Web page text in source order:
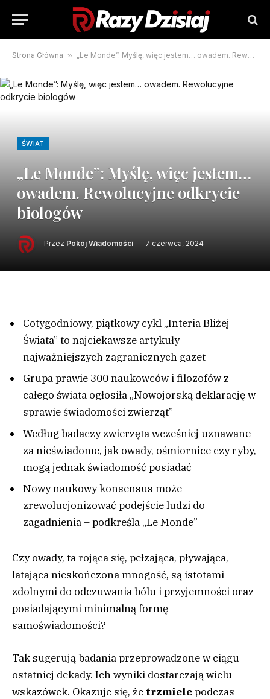
Strona Główna » „Le Monde”: Myślę, więc jestem… owadem. Rewolucyjne odkrycie biologów
ŚWIAT
„Le Monde”: Myślę, więc jestem…
owadem. Rewolucyjne odkrycie
biologów
Przez Pokój Wiadomości 7 czerwca, 2024
Cotygodniowy, piątkowy cykl „Interia Bliżej
Świata” to najciekawsze artykuły
najważniejszych zagranicznych gazet
Grupa prawie 300 naukowców i filozofów z
całego świata ogłosiła „Nowojorską deklarację w
sprawie świadomości zwierząt”
Według badaczy zwierzęta wcześniej uznawane
za nieświadome, jak owady, ośmiornice czy ryby,
mogą jednak świadomość posiadać
Nowy naukowy konsensus może
zrewolucjonizować podejście ludzi do
zagadnienia – podkreśla „Le Monde”
Czy owady, ta rojąca się, pełzająca, pływająca,
latająca nieskończona mnogość, są istotami
zdolnymi do odczuwania bólu i przyjemności oraz
posiadającymi minimalną formę
samoświadomości?
Tak sugerują badania przeprowadzone w ciągu
ostatniej dekady. Ich wyniki dostarczają wielu
wskazówek. Okazuje się, że trzmielepodczas